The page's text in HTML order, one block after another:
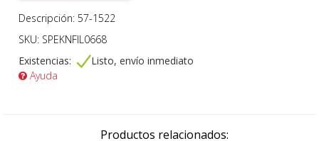
Descripción: 57-1522
SKU: SPEKNFIL0668
Existencias:
Listo, envío inmediato
Ayuda
Productos relacionados: